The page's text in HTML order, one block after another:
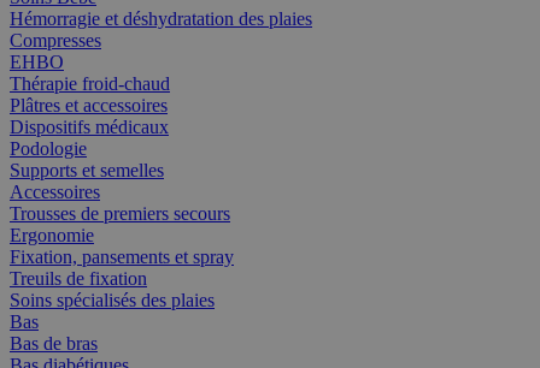
Hémorragie et déshydratation des plaies
Compresses
EHBO
Thérapie froid-chaud
Plâtres et accessoires
Dispositifs médicaux
Podologie
Supports et semelles
Accessoires
Trousses de premiers secours
Ergonomie
Fixation, pansements et spray
Treuils de fixation
Soins spécialisés des plaies
Bas
Bas de bras